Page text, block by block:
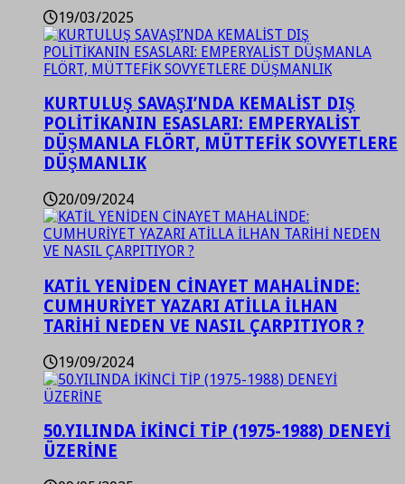
19/03/2025
KURTULUŞ SAVAŞI’NDA KEMALİST DIŞ
POLİTİKANIN ESASLARI: EMPERYALİST
DÜŞMANLA FLÖRT, MÜTTEFİK SOVYETLERE
DÜŞMANLIK
20/09/2024
KATİL YENİDEN CİNAYET MAHALİNDE:
CUMHURİYET YAZARI ATİLLA İLHAN
TARİHİ NEDEN VE NASIL ÇARPITIYOR ?
19/09/2024
50.YILINDA İKİNCİ TİP (1975-1988) DENEYİ
ÜZERİNE